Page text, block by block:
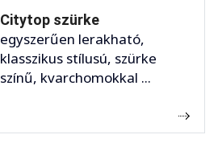
Citytop szürke
egyszerűen lerakható,
klasszikus stílusú, szürke
színű, kvarchomokkal ...